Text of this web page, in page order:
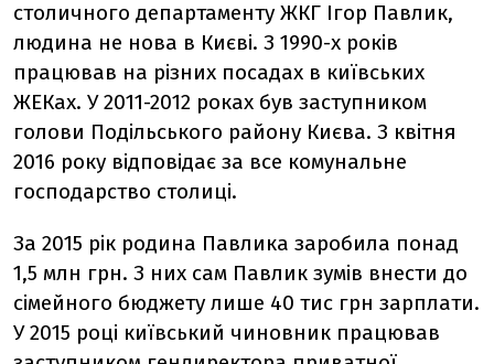
столичного департаменту ЖКГ Ігор Павлик,
людина не нова в Києві. З 1990-х років
працював на різних посадах в київських
ЖЕКах. У 2011-2012 роках був заступником
голови Подільського району Києва. З квітня
2016 року відповідає за все комунальне
господарство столиці.
За 2015 рік родина Павлика заробила понад
1,5 млн грн. З них сам Павлик зумів внести до
сімейного бюджету лише 40 тис грн зарплати.
У 2015 році київський чиновник працював